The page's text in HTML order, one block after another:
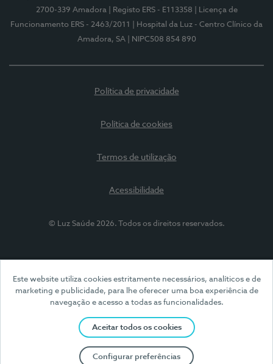
Este website utiliza cookies estritamente necessários, analíticos e de
marketing e publicidade, para lhe oferecer uma boa experiência de
navegação e acesso a todas as funcionalidades.
Aceitar todos os cookies
Configurar preferências
2700-339 Amadora
| Registo ERS - E113358
| Licença de
Funcionamento ERS - 2463/2011
| Hospital da Luz - Centro Clínico da
Amadora, SA
| NIPC508 854 890
Política de privacidade
Política de cookies
Termos de utilização
Acessibilidade
© Luz Saúde 2026. Todos os direitos reservados.